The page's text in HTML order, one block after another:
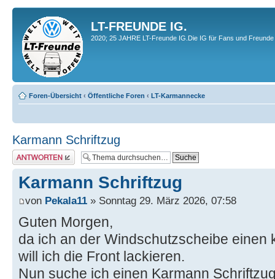
LT-FREUNDE IG.
2020; 25 JAHRE LT-Freunde IG.Die IG für Fans und
Foren-Übersicht ‹ Öffentliche Foren ‹ LT-Karmannecke
Karmann Schriftzug
Antwort erstellen
Karmann Schriftzug
von Pekala11 » Sonntag 29. März 2026, 07:58
Guten Morgen,
da ich an der Windschutzscheibe einen
will ich die Front lackieren.
Nun suche ich einen Karmann